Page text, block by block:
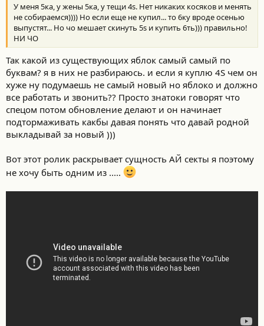
У меня 5ка, у жены 5ка, у тещи 4s. Нет никаких косяков и менять
не собираемся)))) Но если еще не купил... то 6ку вроде осенью
выпустят... Но чо мешает скинуть 5s и купить 6ть))) правильно!
НИ ЧО
Так какой из существующих яблок самый самый по
буквам? я в них не разбираюсь. и если я куплю 4S чем он
хуже ну подумаешь не самый новый но яблоко и должно
все работать и звонить?? Просто знатоки говорят что
спецом потом обновление делают и он начинает
подтормаживать какбы давая понять что давай родной
выкладывай за новый )))
Вот этот ролик раскрывает сущность АЙ секты я поэтому
не хочу быть одним из .....